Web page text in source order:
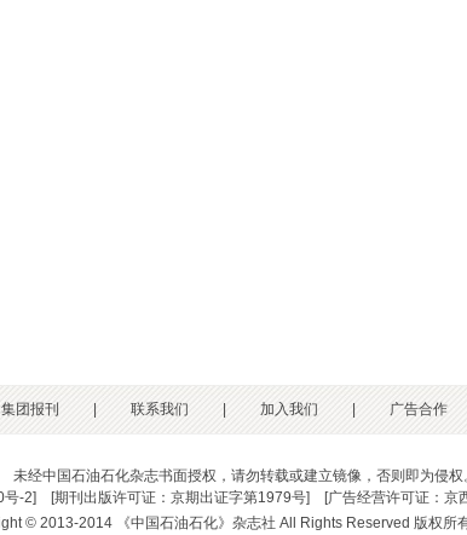
集团报刊 联系我们 加入我们 广告合作
未经中国石油石化杂志书面授权，请勿转载或建立镜像，否则即为侵权
号-2] [期刊出版许可证：京期出证字第1979号] [广告经营许可证：京
© 2013-2014 《中国石油石化》杂志社 All Rights Reserved 版权所